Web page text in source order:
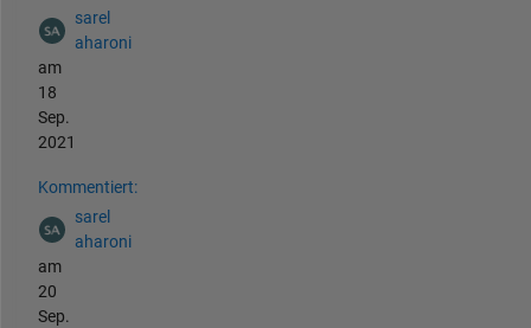
sarel
aharoni
am
18
Sep.
2021
Kommentiert:
sarel
aharoni
am
20
Sep.